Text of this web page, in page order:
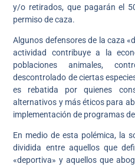
y/o retirados, que pagarán el
permiso de caza.
Algunos defensores de la caza
actividad contribuye a la
poblaciones animales,
descontrolado de ciertas
es rebatida por quienes
alternativos y más éticos para
implementación de programas
En medio de esta polémica, la
dividida entre aquellos que
«deportiva» y aquellos que